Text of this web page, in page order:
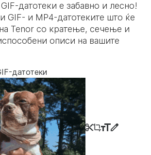
датотеки е забавно и лесно!
GIF- и MP4-датотеките што ќе
Tenor со кратење, сечење и
описи на вашите
датотеки